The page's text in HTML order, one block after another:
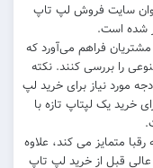
سایت فروش لپ تاپ
مشتریان فراهم می‌آورد که
را بررسی کنند. نکته
مورد نیاز برای خرید لپ
خرید یک لپتاپ تازه با
متمایز می کند، علاوه
قبل از خرید لپ تاپ